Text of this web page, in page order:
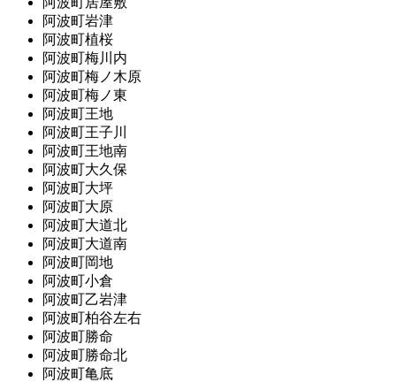
阿波町岩津
阿波町植桜
阿波町梅川内
阿波町梅ノ木原
阿波町梅ノ東
阿波町王地
阿波町王子川
阿波町王地南
阿波町大久保
阿波町大坪
阿波町大原
阿波町大道北
阿波町大道南
阿波町岡地
阿波町小倉
阿波町乙岩津
阿波町柏谷左右
阿波町勝命
阿波町勝命北
阿波町亀底